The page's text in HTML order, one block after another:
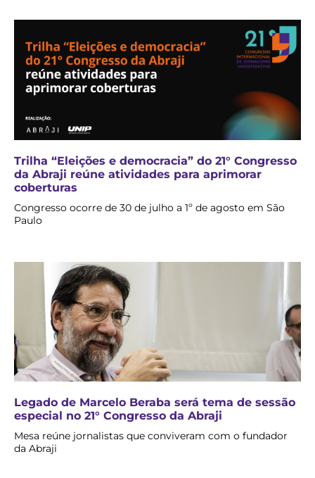
Trilha “Eleições e democracia” do 21° Congresso
da Abraji reúne atividades para aprimorar
coberturas
Congresso ocorre de 30 de julho a 1º de agosto em São
Paulo
Legado de Marcelo Beraba será tema de sessão
especial no 21° Congresso da Abraji
Mesa reúne jornalistas que conviveram com o fundador
da Abraji